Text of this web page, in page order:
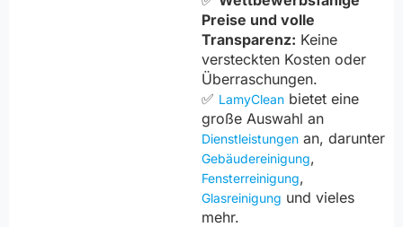
Preise und volle
Transparenz: Keine
versteckten Kosten oder
Überraschungen.
✅ LamyClean bietet eine
große Auswahl an
Dienstleistungen an, darunter
Gebäudereinigung,
Fensterreinigung,
Glasreinigung und vieles
mehr.